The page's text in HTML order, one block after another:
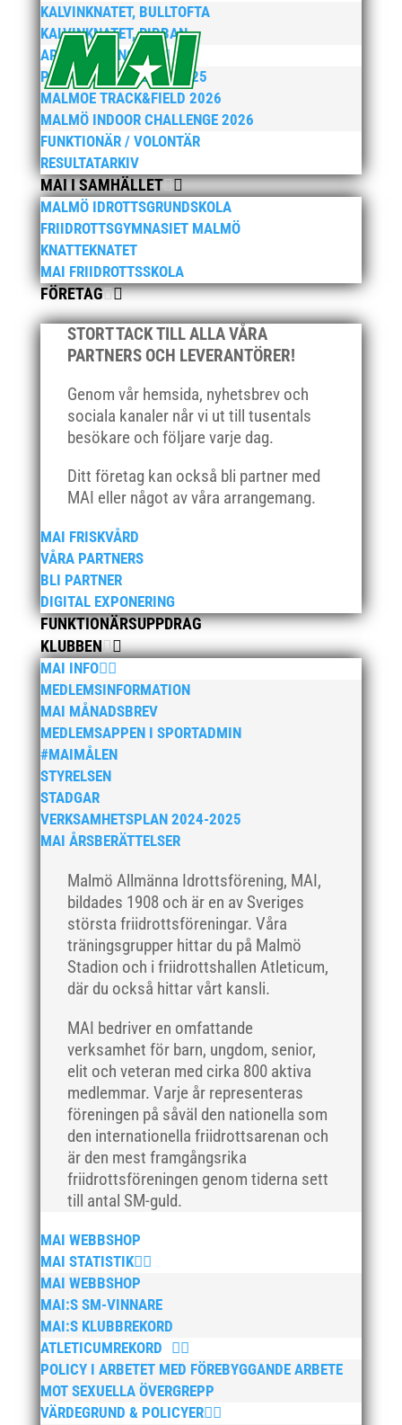
KALVINKNATET, BULLTOFTA
KALVINKNATET, RIBBAN
ARENATÄVLINGAR
PEPPARKAKSSPELEN 2025
MALMOE TRACK&FIELD 2026
MALMÖ INDOOR CHALLENGE 2026
FUNKTIONÄR / VOLONTÄR
RESULTATARKIV
MAI I SAMHÄLLET
MALMÖ IDROTTSGRUNDSKOLA
FRIIDROTTSGYMNASIET MALMÖ
KNATTEKNATET
MAI FRIIDROTTSSKOLA
FÖRETAG
STORT TACK TILL ALLA VÅRA
PARTNERS OCH LEVERANTÖRER!
Genom vår hemsida, nyhetsbrev och
sociala kanaler når vi ut till tusentals
besökare och följare varje dag.
Ditt företag kan också bli partner med
MAI eller något av våra arrangemang.
MAI FRISKVÅRD
VÅRA PARTNERS
BLI PARTNER
DIGITAL EXPONERING
FUNKTIONÄRSUPPDRAG
KLUBBEN
MAI INFO
MEDLEMSINFORMATION
MAI MÅNADSBREV
MEDLEMSAPPEN I SPORTADMIN
#MAIMÅLEN
STYRELSEN
STADGAR
VERKSAMHETSPLAN 2024-2025
MAI ÅRSBERÄTTELSER
Malmö Allmänna Idrottsförening, MAI,
bildades 1908 och är en av Sveriges
största friidrottsföreningar. Våra
träningsgrupper hittar du på Malmö
Stadion och i friidrottshallen Atleticum,
där du också hittar vårt kansli.
MAI bedriver en omfattande
verksamhet för barn, ungdom, senior,
elit och veteran med cirka 800 aktiva
medlemmar. Varje år representeras
föreningen på såväl den nationella som
den internationella friidrottsarenan och
är den mest framgångsrika
friidrottsföreningen genom tiderna sett
till antal SM-guld.
MAI WEBBSHOP
MAI STATISTIK
MAI WEBBSHOP
MAI:S SM-VINNARE
MAI:S KLUBBREKORD
ATLETICUMREKORD
POLICY I ARBETET MED FÖREBYGGANDE ARBETE
MOT SEXUELLA ÖVERGREPP
VÄRDEGRUND & POLICYER